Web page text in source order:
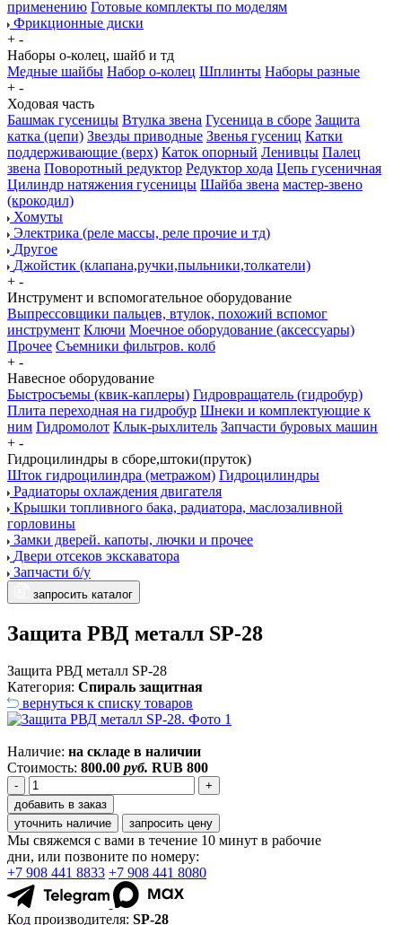
применению Готовые комплекты по моделям
Фрикционные диски
+ -
Наборы о-колец, шайб и тд
Медные шайбы Набор о-колец Шплинты Наборы разные
+ -
Ходовая часть
Башмак гусеницы Втулка звена Гусеница в сборе Защита
катка (цепи) Звезды приводные Звенья гусениц Катки
поддерживающие (верх) Каток опорный Ленивцы Палец
звена Поворотный редуктор Редуктор хода Цепь гусеничная
Цилиндр натяжения гусеницы Шайба звена мастер-звено
(крокодил)
Хомуты
Электрика (реле массы, реле прочие и тд)
Другое
Джойстик (клапана,ручки,пыльники,толкатели)
+ -
Инструмент и вспомогательное оборудование
Выпрессовщики пальцев, втулок, похожий вспомог
инструмент Ключи Моечное оборудование (аксессуары)
Прочее Съемники фильтров. колб
+ -
Навесное оборудование
Быстросъемы (квик-каплеры) Гидровращатель (гидробур)
Плита переходная на гидробур Шнеки и комплектующие к
ним Гидромолот Клык-рыхлитель Запчасти буровых машин
+ -
Гидроцилиндры в сборе,штоки(пруток)
Шток гидроцилиндра (метражом) Гидроцилиндры
Радиаторы охлаждения двигателя
Крышки топливного бака, радиатора, маслозаливной
горловины
Замки дверей. капоты, лючки и прочее
Двери отсеков экскаватора
Запчасти б/у
запросить каталог
Защита РВД металл SP-28
Защита РВД металл SP-28
Категория: Спираль защитная
вернуться к списку товаров
Наличие: на складе в наличии
Стоимость: 800.00 руб. RUB 800
-
+
добавить в заказ
уточнить наличие
запросить цену
Мы свяжемся с вами в течение 10 минут в рабочие
дни, или позвоните по номеру:
+7 908 441 8833 +7 908 441 8080
Код производителя: SP-28